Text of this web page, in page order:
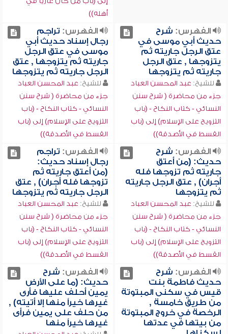
أهله))
الفهرس: شرح
حديث أبي موسى في
عتق الرجل جاريته ثم
يتزوجها , عتق الرجل
جاريته ثم يتزوجها
للشيخ: عبد المحسن العباد
جزء من محاضرة ( شرح سنن
النسائي - كتاب النكاح - (باب
التزويج على الإسلام) إلى (باب
القسط في الأصدقة))
الفهرس: تراجم
رجال إسناد حديث أبي
موسى في عتق الرجل
جاريته ثم يتزوجها , عتق
الرجل جاريته ثم يتزوجها
للشيخ: عبد المحسن العباد
جزء من محاضرة ( شرح سنن
النسائي - كتاب النكاح - (باب
التزويج على الإسلام) إلى (باب
القسط في الأصدقة))
الفهرس: شرح
حديث: (من أعتق
جاريته ثم تزوجها فله
أجران) , عتق الرجل جاريته
ثم يتزوجها
للشيخ: عبد المحسن العباد
جزء من محاضرة ( شرح سنن
النسائي - كتاب النكاح - (باب
التزويج على الإسلام) إلى (باب
القسط في الأصدقة))
الفهرس: تراجم
رجال إسناد حديث:
(من أعتق جاريته ثم
تزوجها فله أجران) , عتق
الرجل جاريته ثم يتزوجها
للشيخ: عبد المحسن العباد
جزء من محاضرة ( شرح سنن
النسائي - كتاب النكاح - (باب
التزويج على الإسلام) إلى (باب
القسط في الأصدقة))
الفهرس: شرح
حديث فاطمة بنت
قيس في سكنى المبتوتة
من طريق خامسة ,
الرخصة في خروج المبتوتة
من بيتها في عدتها
الفهرس: شرح
حديث: (ما على الأرض
يمين أحلف عليها فأرى
غيرها خيراً منها إلا أتيته) ,
من حلف على يمين فرأى
غيرها خيراً منها